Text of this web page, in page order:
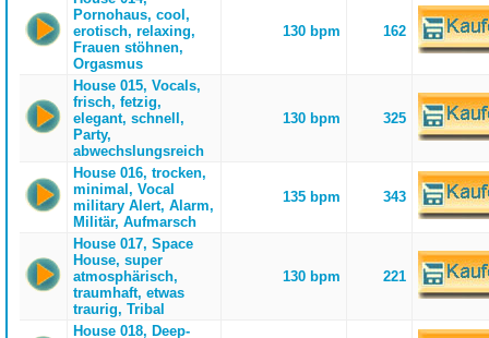
Pornohaus, cool,
erotisch, relaxing,
Frauen stöhnen,
Orgasmus
130 bpm 162
House 015, Vocals,
frisch, fetzig,
elegant, schnell,
Party,
abwechslungsreich
130 bpm 325
House 016, trocken,
minimal, Vocal
military Alert, Alarm,
Militär, Aufmarsch
135 bpm 343
House 017, Space
House, super
atmosphärisch,
traumhaft, etwas
traurig, Tribal
130 bpm 221
House 018, Deep-